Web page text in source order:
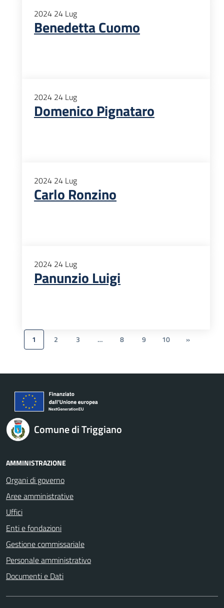
2024 24 Lug
Benedetta Cuomo
2024 24 Lug
Domenico Pignataro
2024 24 Lug
Carlo Ronzino
2024 24 Lug
Panunzio Luigi
1 2 3 … 8 9 10 »
Comune di Triggiano
AMMINISTRAZIONE
Organi di governo
Aree amministrative
Uffici
Enti e fondazioni
Gestione commissariale
Personale amministrativo
Documenti e Dati